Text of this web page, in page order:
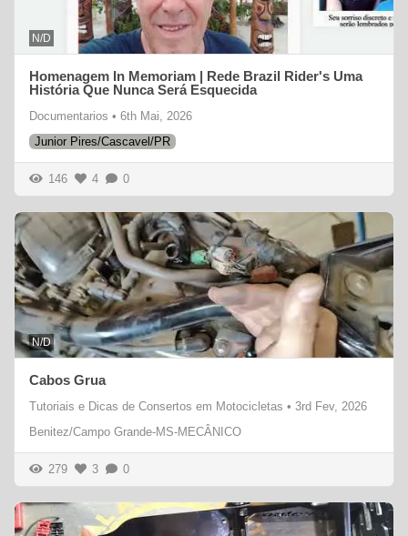
N/D
Homenagem In Memoriam | Rede Brazil Rider's Uma
História Que Nunca Será Esquecida
Documentarios • 6th Mai, 2026
Junior Pires/Cascavel/PR
146 4 0
N/D
Cabos Grua
Tutoriais e Dicas de Consertos em Motocicletas • 3rd Fev, 2026
Benitez/Campo Grande-MS-MECÂNICO
279 3 0